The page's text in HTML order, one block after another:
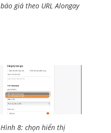
báo giá theo URL Alongay
Hình 8: chọn hiển thị